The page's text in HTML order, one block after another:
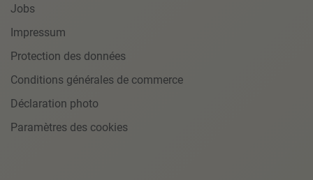
Jobs
Impressum
Protection des données
Conditions générales de commerce
Déclaration photo
Paramètres des cookies